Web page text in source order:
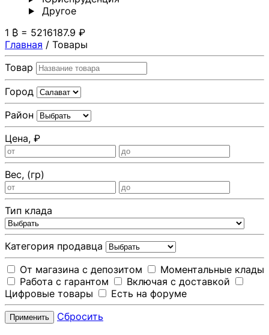
Другoе
1 ₿ = 5216187.9 ₽
Главная / Товары
Товар
Город
Район
Цена, ₽
Вес, (гр)
Тип клада
Категория продавца
От магазина с депозитом
Моментальные клады
Работа с гарантом
Включая с доставкой
Цифровые товары
Есть на форуме
Применить Сбросить